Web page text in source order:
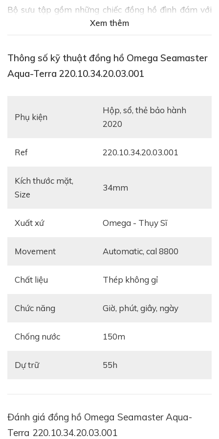
Bộ sưu tập gồm những chiếc đồng hồ đình đám với
phong cách khỏe khoắn, sang trọng và thể hiện được
sự cá tính tinh tế cho quý cô. ChiếcĐồng Hồ Omega
một mẫu thiết kế nằm trong bộ sưu tập này.
Đồng hồ này với vỏ ngoài được thiết kế với kích thước
của chiếc đồng hồ được tạo nên từ chất liệu thép
tròn cổ điển tôn lên sự nhẹ nhàng, quý phái cho quý
Xem thêm
Thông số kỹ thuật đồng hồ Omega Seamaster
Aqua-Terra 220.10.34.20.03.001
Phụ kiện
hộp, sổ, thẻ bảo hành
2020
Ref 220.10.34.20.03.001
Kích thước mặt,
Size
34mm
Xuất xứ Omega - Thụy Sĩ
Movement automatic, cal 8800
Chất liệu thép không gỉ
Chức năng giờ, phút, giây, ngày
Chống nước 150m
Dự trữ 55h
Đánh giá đồng hồ Omega Seamaster Aqua-
Terra 220.10.34.20.03.001